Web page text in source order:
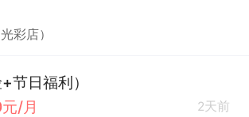
彩店）
节日福利）
/月
2天前